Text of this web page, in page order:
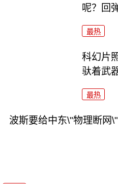
呢？回
最热
科幻片
驮着武
最热
波斯要给中东\"物理断网